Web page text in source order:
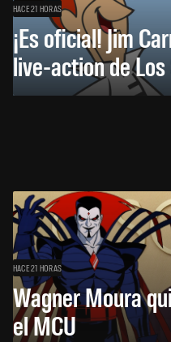
HACE 21 HORAS
¡Es oficial! Jim
live-action de
HACE 21 HORAS
Wagner Moura
el MCU